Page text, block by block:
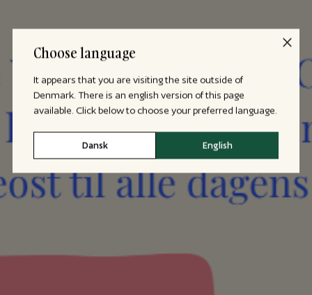
Choose language
It appears that you are visiting the site outside of
Denmark. There is an english version of this page
available. Click below to choose your preferred language.
Dansk English